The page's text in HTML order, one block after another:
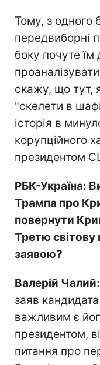
Тому, з одного
передвиборні
боку почуте
скажу, що тут,
"скелети в
історія в
корупційного
президентом
РБК-Україна:
Трампа про
повернути
Третю світову
заявою?
Валерій Чалий:
заяв
важливим є
президентом,
питання про